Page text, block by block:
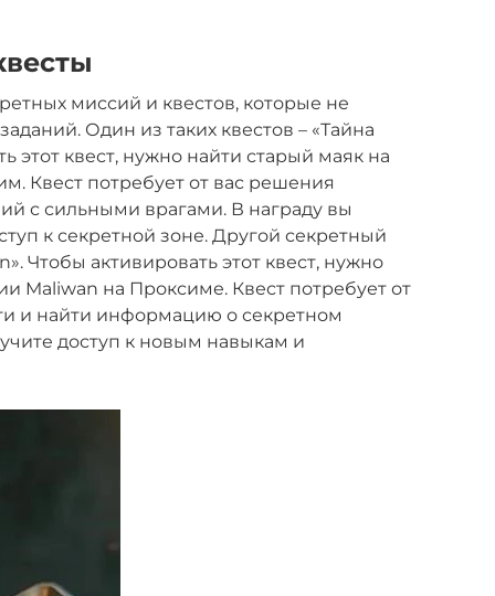
миссий и квестов, которые не
Один из таких квестов – «Тайна
этот квест, нужно найти старый маяк на
Квест потребует от вас решения
с сильными врагами. В награду вы
к секретной зоне. Другой секретный
Чтобы активировать этот квест, нужно
Maliwan на Проксиме. Квест потребует от
и найти информацию о секретном
доступ к новым навыкам и